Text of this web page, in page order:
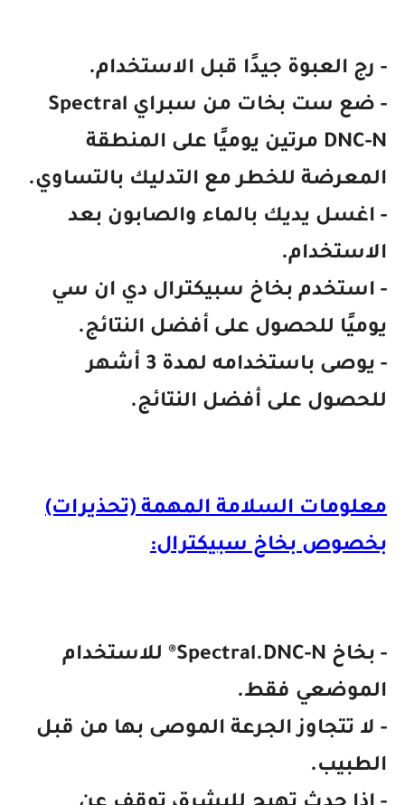
- رج العبوة جيدًا قبل الاستخدام.
- ضع ست بخات من سبراي Spectral
DNC-N مرتين يوميًا على المنطقة
المعرضة للخطر مع التدليك بالتساوي.
- اغسل يديك بالماء والصابون بعد
الاستخدام.
- استخدم بخاخ سبيكترال دي ان سي
يوميًا للحصول على أفضل النتائج.
- يوصى باستخدامه لمدة 3 أشهر
للحصول على أفضل النتائج.
معلومات السلامة المهمة (تحذيرات)
بخصوص بخاخ سبيكترال:
- بخاخ Spectral.DNC-N® للاستخدام
الموضعي فقط.
- لا تتجاوز الجرعة الموصى بها من قبل
الطبيب.